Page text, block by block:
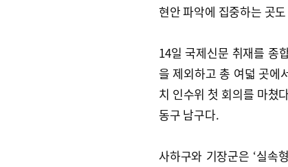
현안 파악에 집중하는 곳
14일 국제신문 취재를 종
을 제외하고 총 여덟 곳에
치 인수위 첫 회의를 마쳤
동구 남구다.
사하구와 기장군은 ‘실속